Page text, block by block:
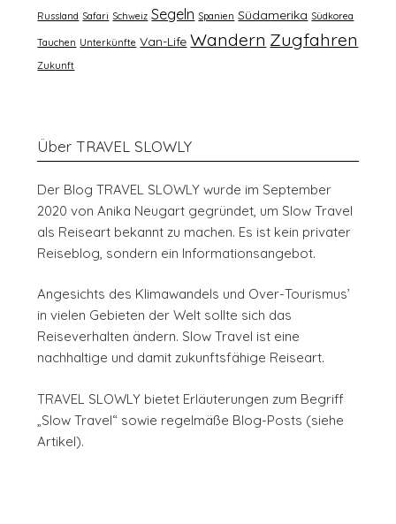
Russland Safari Schweiz Segeln Spanien Südamerika Südkorea
Tauchen Unterkünfte Van-Life Wandern Zugfahren
Zukunft
Über TRAVEL SLOWLY
Der Blog TRAVEL SLOWLY wurde im September
2020 von Anika Neugart gegründet, um Slow Travel
als Reiseart bekannt zu machen. Es ist kein privater
Reiseblog, sondern ein Informationsangebot.
Angesichts des Klimawandels und Over-Tourismus’
in vielen Gebieten der Welt sollte sich das
Reiseverhalten ändern. Slow Travel ist eine
nachhaltige und damit zukunftsfähige Reiseart.
TRAVEL SLOWLY bietet Erläuterungen zum Begriff
„Slow Travel“ sowie regelmäße Blog-Posts (siehe
Artikel).